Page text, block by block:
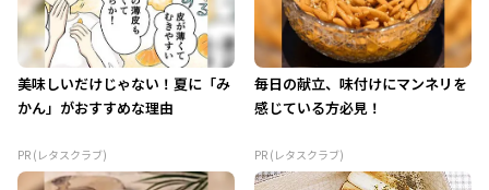
美味しいだけじゃない！夏に「み
かん」がおすすめな理由
PR (レタスクラブ)
毎日の献立、味付けにマンネリを
感じている方必見！
PR (レタスクラブ)